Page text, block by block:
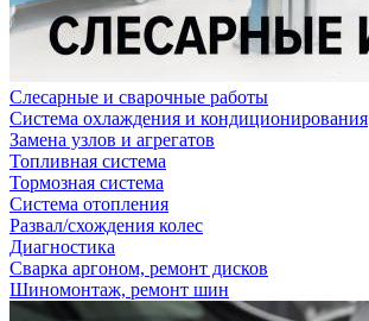
Слесарные и сварочные работы
Система охлаждения и кондиционирования
Замена узлов и агрегатов
Топливная система
Тормозная система
Система отопления
Развал/схождения колес
Диагностика
Сварка аргоном, ремонт дисков
Шиномонтаж, ремонт шин